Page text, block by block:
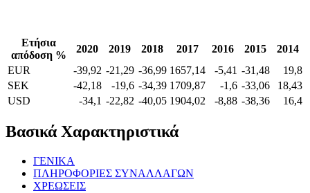
Eτήσια
απόδοση %
2020 2019 2018 2017 2016 2015
2014
EUR
-39,92 -21,29 -36,99 1657,14 -5,41 -31,48
19,8
SEK
-42,18 -19,6 -34,39 1709,87 -1,6 -33,06
18,43
USD
-34,1 -22,82 -40,05 1904,02 -8,88 -38,36 16,4
Βασικά Χαρακτηριστικά
ΓΕΝΙΚΑ
ΠΛΗΡΟΦΟΡΙΕΣ ΣΥΝΑΛΛΑΓΩΝ
ΧΡΕΩΣΕΙΣ